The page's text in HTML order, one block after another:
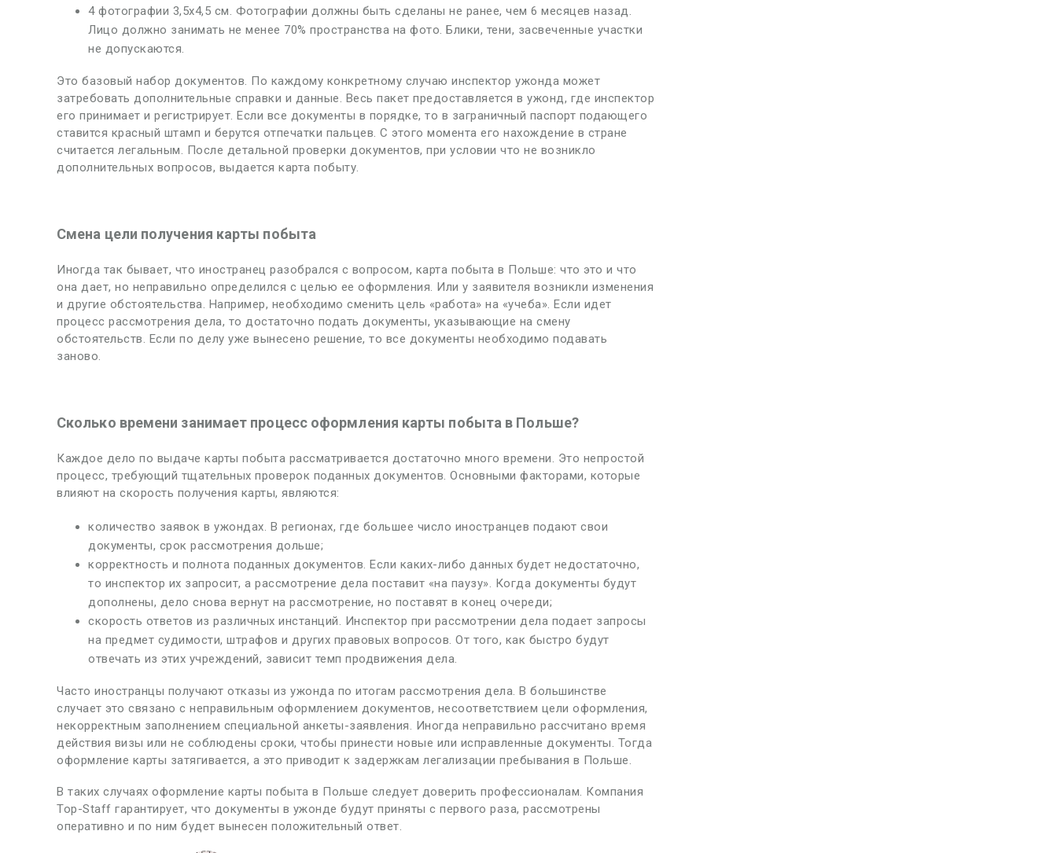
4 фотографии 3,5х4,5 см. Фотографии должны быть сделаны не ранее, чем 6 месяцев назад.
Лицо должно занимать не менее 70% пространства на фото. Блики, тени, засвеченные участки
не допускаются.
Это базовый набор документов. По каждому конкретному случаю инспектор ужонда может
затребовать дополнительные справки и данные. Весь пакет предоставляется в ужонд, где инспектор
его принимает и регистрирует. Если все документы в порядке, то в заграничный паспорт подающего
ставится красный штамп и берутся отпечатки пальцев. С этого момента его нахождение в стране
считается легальным. После детальной проверки документов, при условии что не возникло
дополнительных вопросов, выдается карта побыту.
Смена цели получения карты побыта
Иногда так бывает, что иностранец разобрался с вопросом, карта побыта в Польше: что это и что
она дает, но неправильно определился с целью ее оформления. Или у заявителя возникли изменения
и другие обстоятельства. Например, необходимо сменить цель «работа» на «учеба». Если идет
процесс рассмотрения дела, то достаточно подать документы, указывающие на смену
обстоятельств. Если по делу уже вынесено решение, то все документы необходимо подавать
заново.
Сколько времени занимает процесс оформления карты побыта в Польше?
Каждое дело по выдаче карты побыта рассматривается достаточно много времени. Это непростой
процесс, требующий тщательных проверок поданных документов. Основными факторами, которые
влияют на скорость получения карты, являются:
количество заявок в ужондах. В регионах, где большее число иностранцев подают свои
документы, срок рассмотрения дольше;
корректность и полнота поданных документов. Если каких-либо данных будет недостаточно,
то инспектор их запросит, а рассмотрение дела поставит «на паузу». Когда документы будут
дополнены, дело снова вернут на рассмотрение, но поставят в конец очереди;
скорость ответов из различных инстанций. Инспектор при рассмотрении дела подает запросы
на предмет судимости, штрафов и других правовых вопросов. От того, как быстро будут
отвечать из этих учреждений, зависит темп продвижения дела.
Часто иностранцы получают отказы из ужонда по итогам рассмотрения дела. В большинстве
случает это связано с неправильным оформлением документов, несоответствием цели оформления,
некорректным заполнением специальной анкеты-заявления. Иногда неправильно рассчитано время
действия визы или не соблюдены сроки, чтобы принести новые или исправленные документы. Тогда
оформление карты затягивается, а это приводит к задержкам легализации пребывания в Польше.
В таких случаях оформление карты побыта в Польше следует доверить профессионалам. Компания
Top-Staff гарантирует, что документы в ужонде будут приняты с первого раза, рассмотрены
оперативно и по ним будет вынесен положительный ответ.